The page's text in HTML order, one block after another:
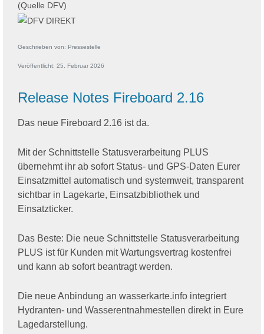
(Quelle DFV)
Geschrieben von: Pressestelle
Veröffentlicht: 25. Februar 2026
Release Notes Fireboard 2.16
Das neue Fireboard 2.16 ist da.
Mit der Schnittstelle Statusverarbeitung PLUS
übernehmt ihr ab sofort Status- und GPS-Daten Eurer
Einsatzmittel automatisch und systemweit, transparent
sichtbar in Lagekarte, Einsatzbibliothek und
Einsatzticker.
Das Beste: Die neue Schnittstelle Statusverarbeitung
PLUS ist für Kunden mit Wartungsvertrag kostenfrei
und kann ab sofort beantragt werden.
Die neue Anbindung an wasserkarte.info integriert
Hydranten- und Wasserentnahmestellen direkt in Eure
Lagedarstellung.